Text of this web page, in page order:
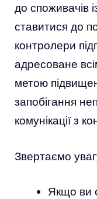
до споживачів
ставитися до
контролери
адресоване
метою
запобігання
комунікації з
Звертаємо
Якщо ви